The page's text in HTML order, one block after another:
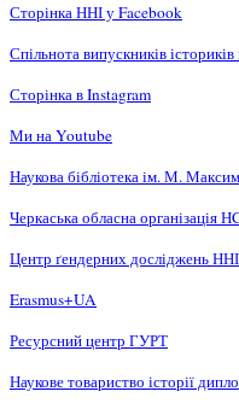
Сторінка ННІ у Facebook
Спільнота випускників
Сторінка в Instagram
Ми на Youtube
Наукова бібліотека ім. М.
Черкаська обласна організація
Центр ґендерних досліджень
Erasmus+UA
Ресурсний центр ГУРТ
Наукове товариство історії